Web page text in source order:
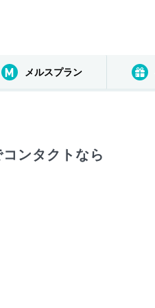
メルスプラン
ンタクトなら